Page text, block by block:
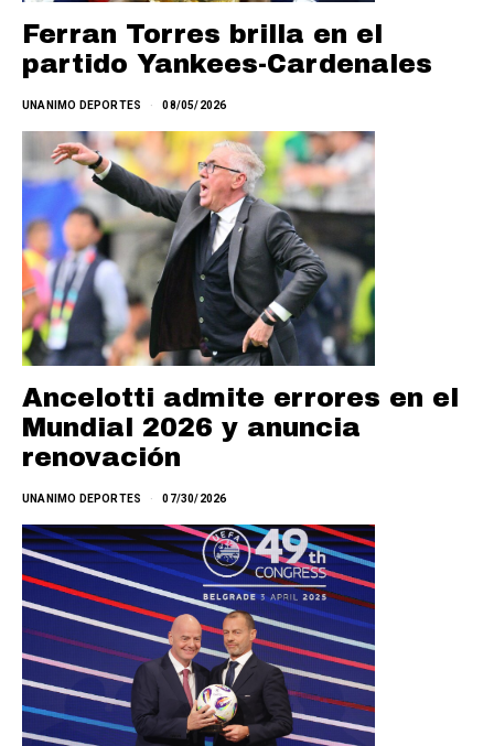
Ferran Torres brilla en el
partido Yankees-Cardenales
UNANIMO DEPORTES 08/05/2026
Ancelotti admite errores en el
Mundial 2026 y anuncia
renovación
UNANIMO DEPORTES 07/30/2026